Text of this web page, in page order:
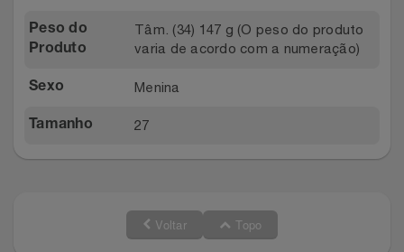
Weconnect
Peso do
Produto
Tâm. (34) 147 g (O peso do produto
varia de acordo com a numeração)
Sexo Menina
Tamanho 27
Voltar Topo